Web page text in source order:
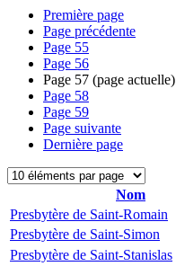
Première page
Page précédente
Page 55
Page 56
Page 57 (page actuelle)
Page 58
Page 59
Page suivante
Dernière page
Nom
Presbytère de Saint-Romain
Presbytère de Saint-Simon
Presbytère de Saint-Stanislas